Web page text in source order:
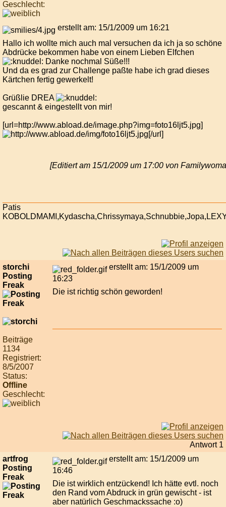
Geschlecht:
erstellt am: 15/1/2009 um 16:21
Hallo ich wollte mich auch mal versuchen da ich ja so schöne
Abdrücke bekommen habe von einem Lieben Elfchen
Danke nochmal Süße!!!
Und da es grad zur Challenge paßte habe ich grad dieses
Kärtchen fertig gewerkelt!
Grüßlie DREA
gescannt & eingestellt von mir!
[url=http://www.abload.de/image.php?img=foto16ljt5.jpg]
[/url]
[Editiert am 15/1/2009 um 17:00 von
Patis
storchi
Posting
Freak
Beiträge
1134
Registriert:
8/5/2007
Status:
Offline
Geschlecht:
erstellt am: 15/1/2009 um
16:23
Die ist richtig schön geworden!
Antwort 1
artfrog
Posting
Freak
erstellt am: 15/1/2009 um
16:46
Die ist wirklich entzückend! Ich hätte evtl. noch
den Rand vom Abdruck in grün gewischt - ist
aber natürlich Geschmackssache :o)